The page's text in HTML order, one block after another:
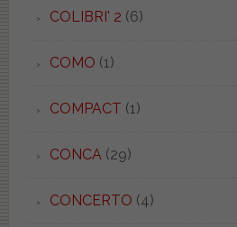
COLIBRI' 2 (6)
COMO (1)
COMPACT (1)
CONCA(29)
CONCERTO (4)